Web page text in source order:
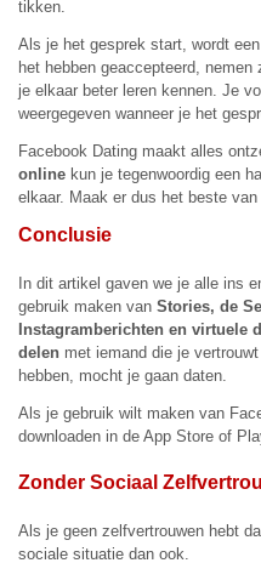
tikken.
Als je het gesprek start, wordt een
het hebben geaccepteerd, nemen
je elkaar beter leren kennen. Je
weergegeven wanneer je het
Facebook Dating maakt alles
online kun je tegenwoordig een
elkaar. Maak er dus het beste
Conclusie
In dit artikel gaven we je alle ins
gebruik maken van Stories, de
Instagramberichten en virtuele
delen met iemand die je
hebben, mocht je gaan daten.
Als je gebruik wilt maken van
downloaden in de App Store of
Zonder Sociaal
Als je geen zelfvertrouwen hebt
sociale situatie dan ook.